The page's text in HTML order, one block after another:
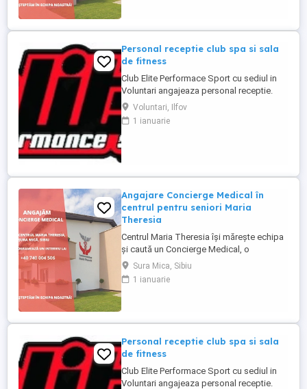
relația cu aparținătorii) - ...
Personal receptie club spa si sala
de fitness
Club Elite Performace Sport cu sediul in
Voluntari angajeaza personal receptie.
Cerinte:Foarte bune abilitati de
comunicare, Limba engleza nivel mediu
(scris vorbit), Experienta in utilizare PC
Voluntari, Ilfov
1 ianuarie
Angajare Concierge Medical în
centrul pentru seniori Maria
Theresia
Centrul Maria Theresia își mărește echipa
și caută un Concierge Medical, o
persoană organizată, empatică și
comunicativă, care să fie primul punct de
contact pentru pacienți și aparținători.
relația cu aparținătorii) - ...
Sura Mica, Sibiu
1 ianuarie
Personal receptie club spa si sala
de fitness
Club Elite Performace Sport cu sediul in
Voluntari angajeaza personal receptie.